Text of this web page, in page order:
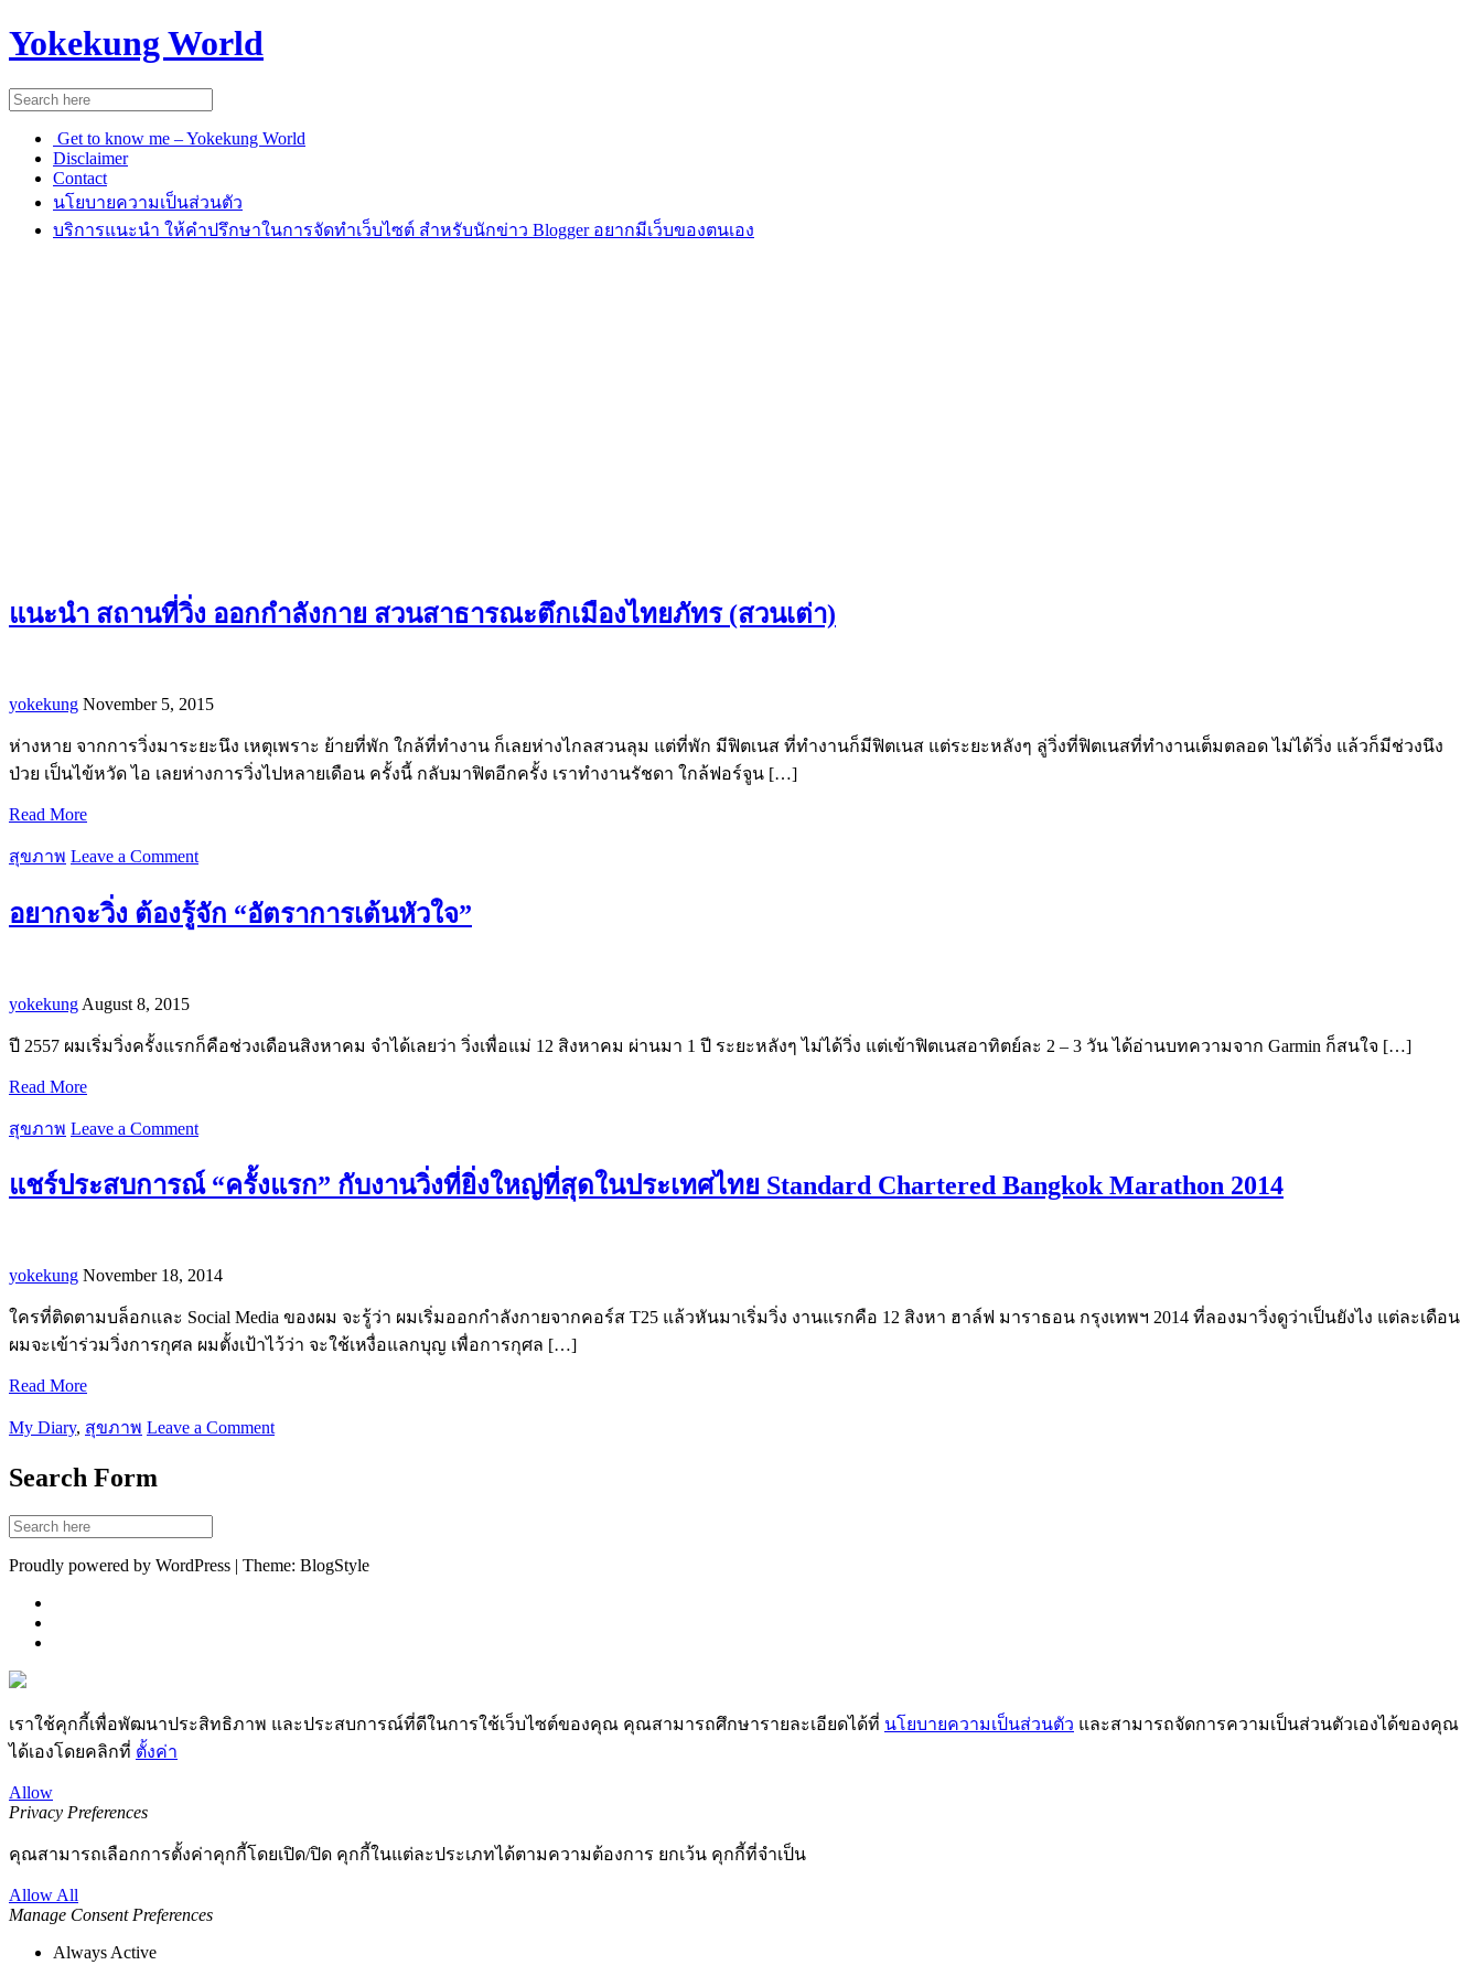
Yokekung World
Get to know me – Yokekung World
Disclaimer
Contact
นโยบายความเป็นส่วนตัว
บริการแนะนำ ให้คำปรึกษาในการจัดทำเว็บไซต์ สำหรับนักข่าว Blogger อยากมีเว็บของตนเอง
แนะนำ สถานที่วิ่ง ออกกำลังกาย สวนสาธารณะตึกเมืองไทยภัทร (สวนเต่า)
yokekung November 5, 2015
ห่างหาย จากการวิ่งมาระยะนึง เหตุเพราะ ย้ายที่พัก ใกล้ที่ทำงาน ก็เลยห่างไกลสวนลุม แต่ที่พัก มีฟิตเนส ที่ทำงานก็มีฟิตเนส แต่ระยะหลังๆ ลู่วิ่งที่ฟิตเนสที่ทำงานเต็มตลอด ไม่ได้วิ่ง แล้วก็มีช่วงนึง
ป่วย เป็นไข้หวัด ไอ เลยห่างการวิ่งไปหลายเดือน ครั้งนี้ กลับมาฟิตอีกครั้ง เราทำงานรัชดา ใกล้ฟอร์จูน […]
Read More
สุขภาพ Leave a Comment
อยากจะวิ่ง ต้องรู้จัก “อัตราการเต้นหัวใจ”
yokekung August 8, 2015
ปี 2557 ผมเริ่มวิ่งครั้งแรกก็คือช่วงเดือนสิงหาคม จำได้เลยว่า วิ่งเพื่อแม่ 12 สิงหาคม ผ่านมา 1 ปี ระยะหลังๆ ไม่ได้วิ่ง แต่เข้าฟิตเนสอาทิตย์ละ 2 – 3 วัน ได้อ่านบทความจาก Garmin ก็สนใจ […]
Read More
สุขภาพ Leave a Comment
แชร์ประสบการณ์ “ครั้งแรก” กับงานวิ่งที่ยิ่งใหญ่ที่สุดในประเทศไทย Standard Chartered Bangkok Marathon 2014
yokekung November 18, 2014
ใครที่ติดตามบล็อกและ Social Media ของผม จะรู้ว่า ผมเริ่มออกกำลังกายจากคอร์ส T25 แล้วหันมาเริ่มวิ่ง งานแรกคือ 12 สิงหา ฮาล์ฟ มาราธอน กรุงเทพฯ 2014 ที่ลองมาวิ่งดูว่าเป็นยังไง แต่ละเดือน
ผมจะเข้าร่วมวิ่งการกุศล ผมตั้งเป้าไว้ว่า จะใช้เหงื่อแลกบุญ เพื่อการกุศล […]
Read More
My Diary, สุขภาพ Leave a Comment
Search Form
Proudly powered by WordPress | Theme: BlogStyle
เราใช้คุกกี้เพื่อพัฒนาประสิทธิภาพ และประสบการณ์ที่ดีในการใช้เว็บไซต์ของคุณ คุณสามารถศึกษารายละเอียดได้ที่ นโยบายความเป็นส่วนตัว และสามารถจัดการความเป็นส่วนตัวเองได้ของคุณ
ได้เองโดยคลิกที่ ตั้งค่า
Allow
Privacy Preferences
คุณสามารถเลือกการตั้งค่าคุกกี้โดยเปิด/ปิด คุกกี้ในแต่ละประเภทได้ตามความต้องการ ยกเว้น คุกกี้ที่จำเป็น
Allow All
Manage Consent Preferences
Always Active